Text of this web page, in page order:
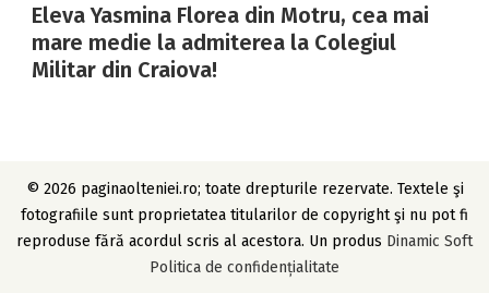
Eleva Yasmina Florea din Motru, cea mai
mare medie la admiterea la Colegiul
Militar din Craiova!
© 2026 paginaolteniei.ro; toate drepturile rezervate. Textele şi
fotografiile sunt proprietatea titularilor de copyright şi nu pot fi
reproduse fără acordul scris al acestora. Un produs Dinamic Soft
Politica de confidențialitate